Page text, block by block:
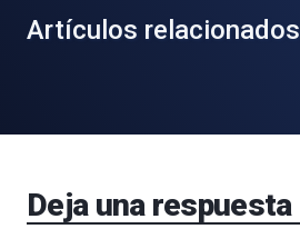
Artículos relacionados
Deja una respuesta